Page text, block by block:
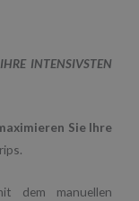
INTENSIVSTEN
Sie Ihre
dem manuellen